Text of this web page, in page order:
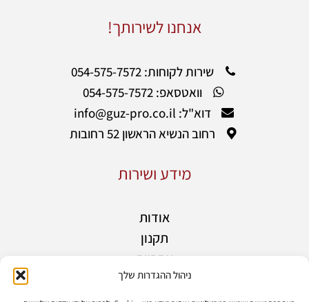
ניהול ההגדרות שלך
אנחנו לשירותך!
שירות לקוחות: 054-575-7572
וואטסאפ: 054-575-7572
דוא"ל: info@guz-pro.co.il
רחוב הנשיא הראשון 52 רחובות
מידע ושירות
אודות
תקנון
אחריות
מידע נוסף